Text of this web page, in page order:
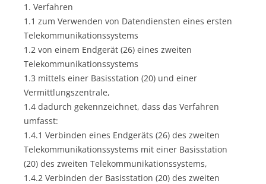
1. Verfahren
1.1 zum Verwenden von Datendiensten eines ersten
Telekommunikationssystems
1.2 von einem Endgerät (26) eines zweiten
Telekommunikationssystems
1.3 mittels einer Basisstation (20) und einer
Vermittlungszentrale,
1.4 dadurch gekennzeichnet, dass das Verfahren
umfasst:
1.4.1 Verbinden eines Endgeräts (26) des zweiten
Telekommunikationssystems mit einer Basisstation
(20) des zweiten Telekommunikationssystems,
1.4.2 Verbinden der Basisstation (20) des zweiten